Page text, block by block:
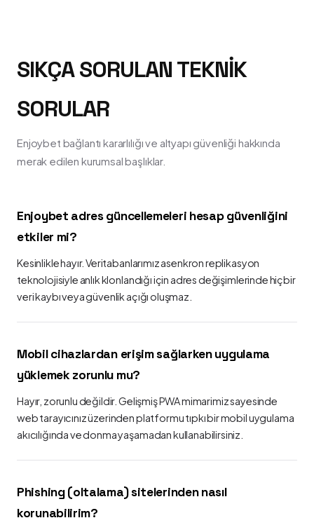
SIKÇA SORULAN TEKNIK
SORULAR
Enjoybet bağlantı kararlılığı ve altyapı güvenliği hakkında
merak edilen kurumsal başlıklar.
Enjoybet adres güncellemeleri hesap güvenliğini
etkiler mi?
Kesinlikle hayır. Veritabanlarımız asenkron replikasyon
teknolojisiyle anlık klonlandığı için adres değişimlerinde hiçbir
veri kaybı veya güvenlik açığı oluşmaz.
Mobil cihazlardan erişim sağlarken uygulama
yüklemek zorunlu mu?
Hayır, zorunlu değildir. Gelişmiş PWA mimarimiz sayesinde
web tarayıcınız üzerinden platformu tıpkı bir mobil uygulama
akıcılığında ve donma yaşamadan kullanabilirsiniz.
Phishing (oltalama) sitelerinden nasıl
korunabilirim?